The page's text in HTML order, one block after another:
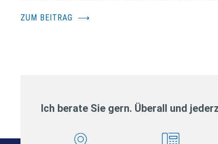
ZUM BEITRAG ⟶
Ich berate Sie gern. Überall und